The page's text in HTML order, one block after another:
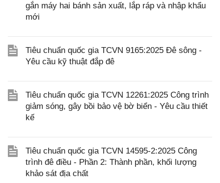
gắn máy hai bánh sản xuất, lắp ráp và nhập khẩu
mới
Tiêu chuẩn quốc gia TCVN 9165:2025 Đê sông -
Yêu cầu kỹ thuật đắp đê
Tiêu chuẩn quốc gia TCVN 12261:2025 Công trình
giảm sóng, gây bồi bảo vệ bờ biển - Yêu cầu thiết
kế
Tiêu chuẩn quốc gia TCVN 14595-2:2025 Công
trình đê điều - Phần 2: Thành phần, khối lượng
khảo sát địa chất